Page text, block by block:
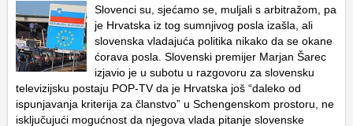
Slovenci su, sjećamo se, muljali s arbitražom, pa
je Hrvatska iz tog sumnjivog posla izašla, ali
slovenska vladajuća politika nikako da se okane
ćorava posla. Slovenski premijer Marjan Šarec
izjavio je u subotu u razgovoru za slovensku
televizijsku postaju POP-TV da je Hrvatska još “daleko od
ispunjavanja kriterija za članstvo” u Schengenskom prostoru, ne
isključujući mogućnost da njegova vlada pitanje slovenske